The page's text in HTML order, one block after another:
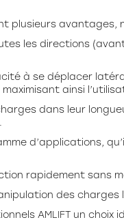
plusieurs avantages,
les directions
à se déplacer
ainsi
dans leur
d’applications,
rapidement sans
des charges
AMLIFT un choix